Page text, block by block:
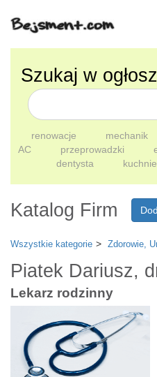
Szukaj w
renowacje mechanik
AC
przeprowadzki
dentysta
kuchnie
Katalog Firm
Wszystkie kategorie Zdorowie,
Piatek Dariusz,
Lekarz rodzinny